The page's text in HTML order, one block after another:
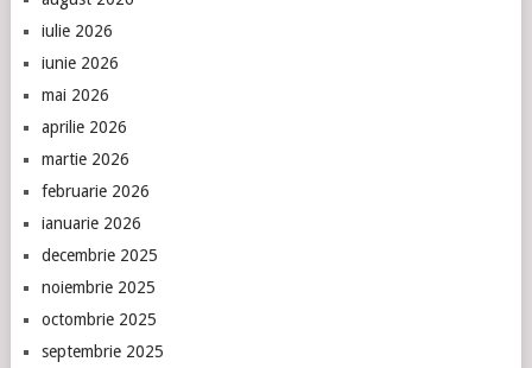
iulie 2026
iunie 2026
mai 2026
aprilie 2026
martie 2026
februarie 2026
ianuarie 2026
decembrie 2025
noiembrie 2025
octombrie 2025
septembrie 2025